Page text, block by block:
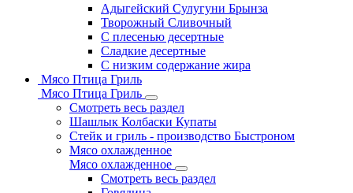
Адыгейский Сулугуни Брынза
Творожный Сливочный
С плесенью десертные
Сладкие десертные
С низким содержание жира
Мясо Птица Гриль
Мясо Птица Гриль
Смотреть весь раздел
Шашлык Колбаски Купаты
Стейк и гриль - производство Быстроном
Мясо охлажденное
Мясо охлажденное
Смотреть весь раздел